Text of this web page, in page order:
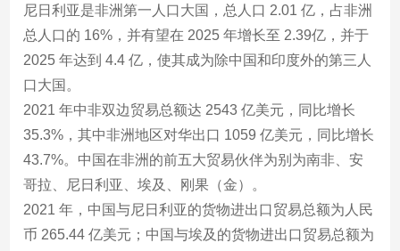
尼日利亚是非洲第一人口大国，总人口 2.01 亿，占非洲
总人口的 16%，并有望在 2025 年增长至 2.39亿，并于
2025 年达到 4.4 亿，使其成为除中国和印度外的第三人
口大国。
2021 年中非双边贸易总额达 2543 亿美元，同比增长
35.3%，其中非洲地区对华出口 1059 亿美元，同比增长
43.7%。中国在非洲的前五大贸易伙伴为别为南非、安
哥拉、尼日利亚、埃及、刚果（金）。
2021 年，中国与尼日利亚的货物进出口贸易总额为人民
币 265.44 亿美元；中国与埃及的货物进出口贸易总额为